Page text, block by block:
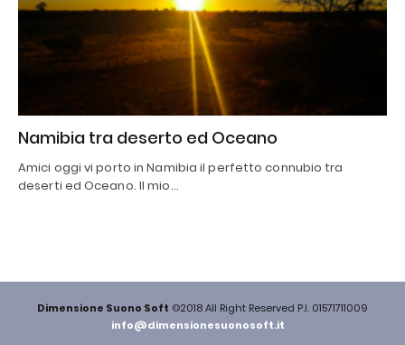
Namibia tra deserto ed Oceano
Amici oggi vi porto in Namibia il perfetto connubio tra
deserti ed Oceano. Il mio…
Dimensione Suono Soft ©2018 All Right Reserved P.I. 01571711009
info@dimensionesuonosoft.it